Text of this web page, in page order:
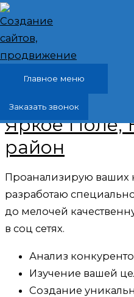
Перейти к содержимому
Главное меню
Заказать звонок
Ведение,
группы,
Яркое Поле,
район
Проанализирую ваших
разработаю
до мелочей
в соц сетях.
Анализ
Изучение вашей
Создание